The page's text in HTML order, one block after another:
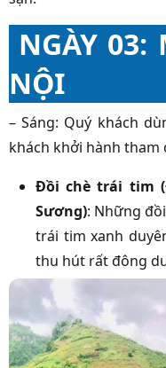
NGÀY 03:
NỘI
– Sáng: Quý khách
khách khởi hành tham
Đồi chè trái tim
Sương): Những
trái tim xanh
thu hút rất đông